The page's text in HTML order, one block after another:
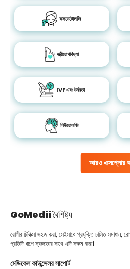
আরও এক্সপ্লোর
কসমেটোলজি
স্ত্রীরোগবিদ্যা
IVF এবং উর্বরতা
নিউরোলজি
GoMediiবৈশিষ্ট্য
রোগীর চিকিত্সা সহজ করা, সেইসাথে প্রযুক্তি চালিত সমাধান,
প্রতিটি ধাপে স্বচ্ছতার সাথে এটি সক্ষম করা।
মেডিকেল কাউন্সেলর সাপোর্ট